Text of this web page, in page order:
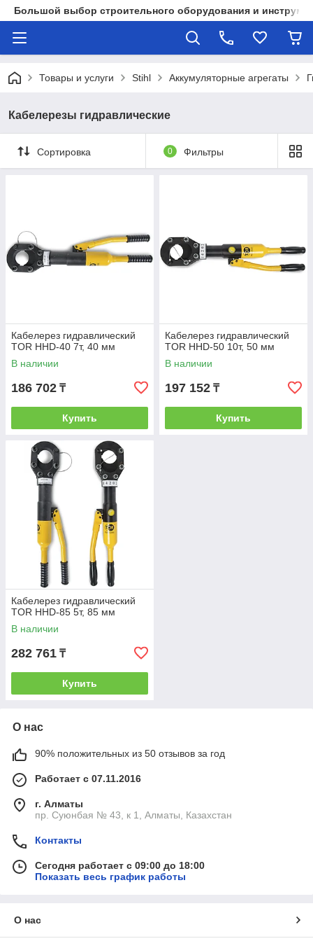
Большой выбор строительного оборудования и
Товары и услуги Stihl Аккумуляторные агрегаты
Кабелерезы гидравлические
Сортировка 0 Фильтры
Кабелерез гидравлический
TOR HHD-40 7т, 40 мм
В наличии
186 702 ₸
Купить
Кабелерез гидравлический
TOR HHD-50 10т, 50 мм
В наличии
197 152 ₸
Купить
Кабелерез гидравлический
TOR HHD-85 5т, 85 мм
В наличии
282 761 ₸
Купить
О нас
90% положительных из 50 отзывов за год
Работает с 07.11.2016
г. Алматы
пр. Суюнбая № 43, к 1, Алматы, Казахстан
Контакты
Сегодня работает с 09:00 до 18:00
Показать весь график работы
О нас